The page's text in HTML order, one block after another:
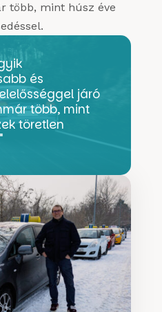
több, mint húsz éve
és
járó
több, mint
töretlen